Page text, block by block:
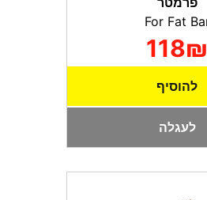
118₪
להוסיף
לעגלה